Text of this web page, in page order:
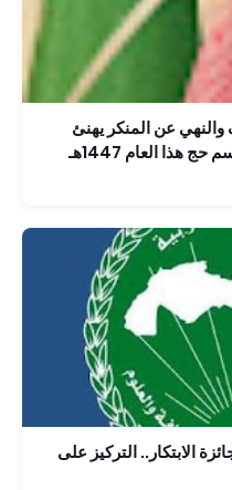
والنهي عن المنكر يهنئ
العام 1447هـ
الابتكار.. التركيز على